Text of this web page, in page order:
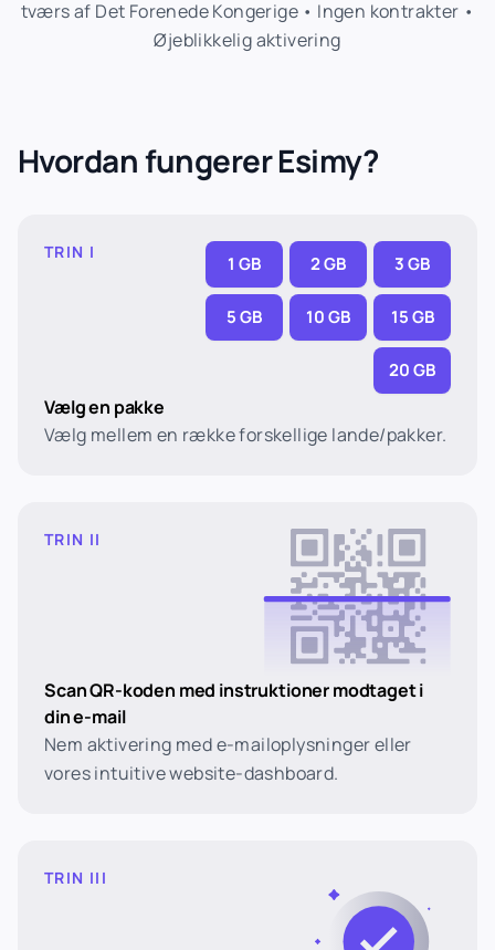
tværs af Det Forenede Kongerige • Ingen kontrakter •
Øjeblikkelig aktivering
Hvordan fungerer Esimy?
TRIN I
1 GB 2 GB 3 GB
5 GB 10 GB 15 GB
20 GB
Vælg en pakke
Vælg mellem en række forskellige lande/pakker.
TRIN II
Scan QR-koden med instruktioner modtaget i
din e-mail
Nem aktivering med e-mailoplysninger eller
vores intuitive website-dashboard.
TRIN III